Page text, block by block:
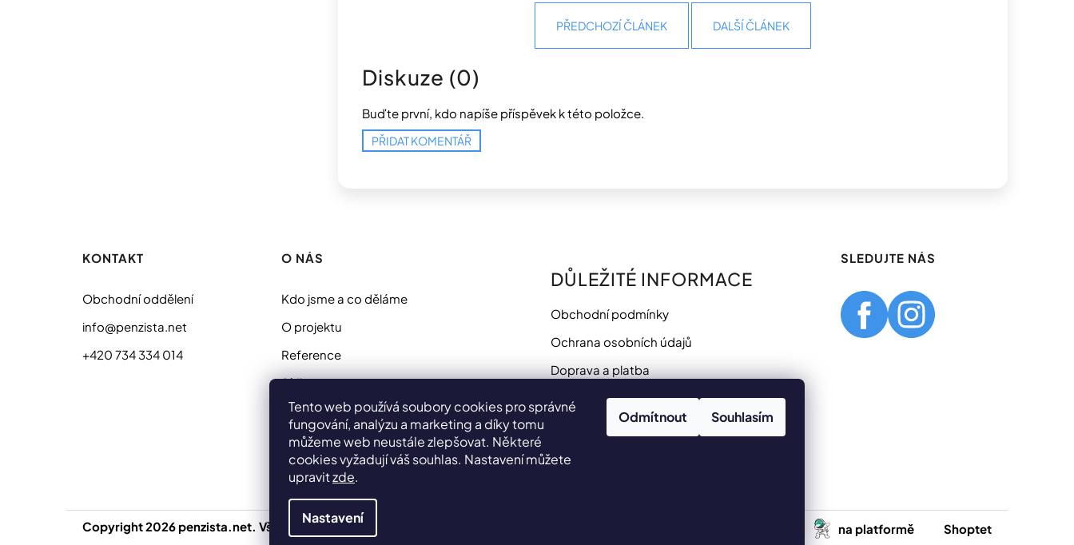
Tento web používá soubory cookies pro správné
fungování, analýzu a marketing a díky tomu
můžeme web neustále zlepšovat. Některé
cookies vyžadují váš souhlas. Nastavení můžete
upravitzde.
Nastavení
Odmítnout Souhlasím
PŘEDCHOZÍ ČLÁNEK DALŠÍ ČLÁNEK
Diskuze (0)
Buďte první, kdo napíše příspěvek k této položce.
PŘIDAT KOMENTÁŘ
KONTAKT
Obchodní oddělení
info@penzista.net
+420 734 334 014
O NÁS
Kdo jsme a co děláme
O projektu
Reference
Sídlo
DŮLEŽITÉ INFORMACE
Obchodní podmínky
Ochrana osobních údajů
Doprava a platba
Potřebujete poradit?
SLEDUJTE NÁS
na platformě Shoptet
Copyright 2026 penzista.net. Všechna práva vyhrazena.